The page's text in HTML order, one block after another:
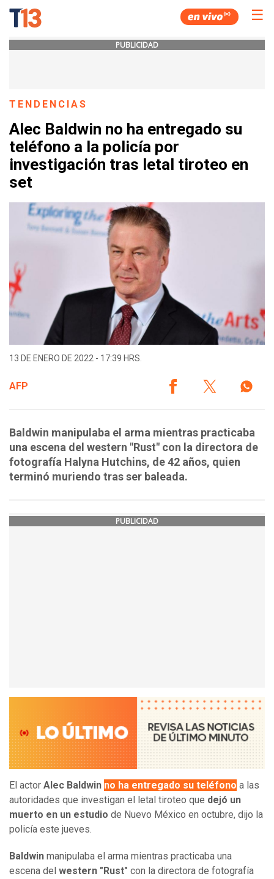
☰
PUBLICIDAD
TENDENCIAS
Alec Baldwin no ha entregado su
teléfono a la policía por
investigación tras letal tiroteo en
set
13 DE ENERO DE 2022 - 17:39 HRS.
AFP
Baldwin manipulaba el arma mientras practicaba
una escena del western "Rust" con la directora de
fotografía Halyna Hutchins, de 42 años, quien
terminó muriendo tras ser baleada.
PUBLICIDAD
El actor Alec Baldwin no ha entregado su teléfono a las
autoridades que investigan el letal tiroteo que dejó un
muerto en un estudio de Nuevo México en octubre, dijo la
policía este jueves.
Baldwin manipulaba el arma mientras practicaba una
escena del western "Rust" con la directora de fotografía